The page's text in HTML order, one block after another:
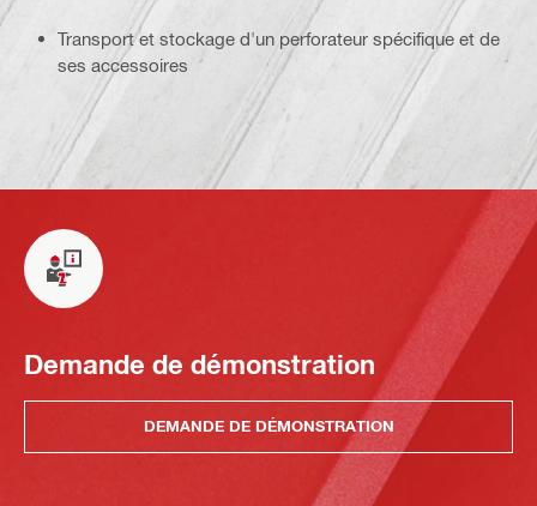
Transport et stockage d'un perforateur spécifique et de
ses accessoires
Demande de démonstration
DEMANDE DE DÉMONSTRATION